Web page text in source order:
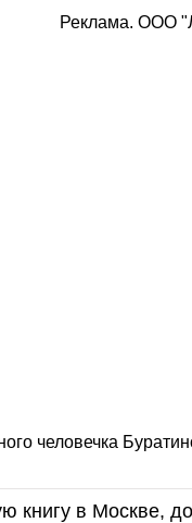
Реклама. ООО
человечка
книгу в Москве,